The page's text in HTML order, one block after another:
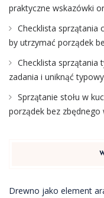
praktyczne wskazówki
Checklista sprzątania
by utrzymać porządek
Checklista sprzątania
zadania i uniknąć
Sprzątanie stołu w
porządek bez zbędnego
Drewno jako element